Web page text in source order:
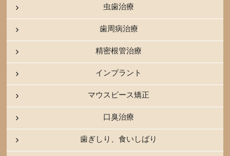
虫歯治療
歯周病治療
精密根管治療
インプラント
マウスピース矯正
口臭治療
歯ぎしり、食いしばり